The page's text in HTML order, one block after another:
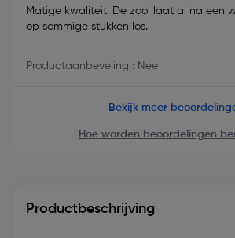
Matige kwaliteit. De zool laat al na een
op sommige stukken los.
Productaanbeveling : Nee
Bekijk meer
Hoe worden beoordelingen
Productbeschrijving